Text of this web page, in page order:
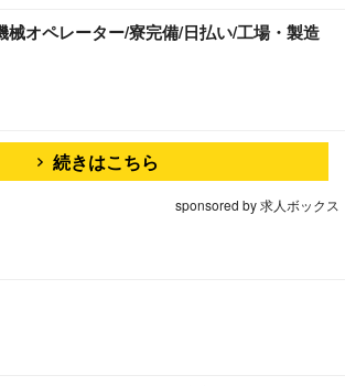
械オペレーター/寮完備/日払い/工場・製造
続きはこちら
sponsored by 求人ボックス